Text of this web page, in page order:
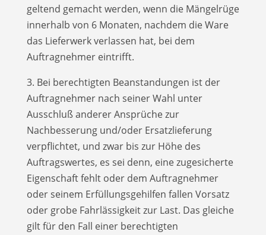
geltend gemacht werden, wenn die Mängelrüge
innerhalb von 6 Monaten, nachdem die Ware
das Lieferwerk verlassen hat, bei dem
Auftragnehmer eintrifft.
3. Bei berechtigten Beanstandungen ist der
Auftragnehmer nach seiner Wahl unter
Ausschluß anderer Ansprüche zur
Nachbesserung und/oder Ersatzlieferung
verpflichtet, und zwar bis zur Höhe des
Auftragswertes, es sei denn, eine zugesicherte
Eigenschaft fehlt oder dem Auftragnehmer
oder seinem Erfüllungsgehilfen fallen Vorsatz
oder grobe Fahrlässigkeit zur Last. Das gleiche
gilt für den Fall einer berechtigten